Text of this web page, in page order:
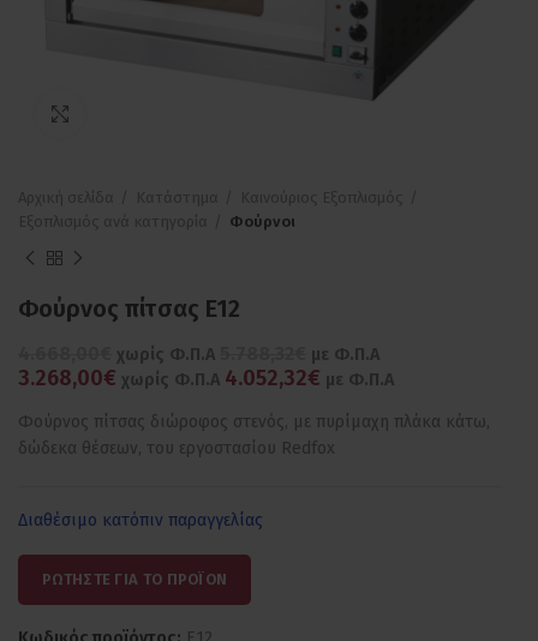
Φούρνοι
Φούρνος πίτσας E12
χωρίς Φ.Π.Α με Φ.Π.Α
3.268,00€ χωρίς Φ.Π.Α 4.052,32€ με Φ.Π.Α
Φούρνος πίτσας διώροφος στενός, με πυρίμαχη πλάκα κάτω,
δώδεκα θέσεων, του εργοστασίου Redfox
Διαθέσιμο κατόπιν παραγγελίας
ΡΩΤΗΣΤΕ ΓΙΑ ΤΟ ΠΡΟΪΟΝ